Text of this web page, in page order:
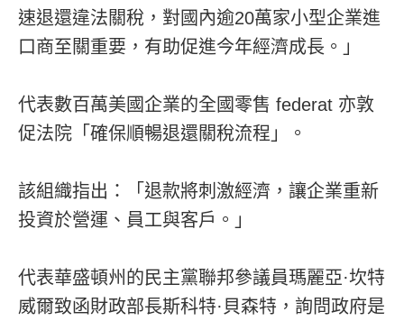
速退還違法關稅，對國內逾20萬家小型企業進
口商至關重要，有助促進今年經濟成長。」
代表數百萬美國企業的全國零售 federat 亦敦
促法院「確保順暢退還關稅流程」。
該組織指出：「退款將刺激經濟，讓企業重新
投資於營運、員工與客戶。」
代表華盛頓州的民主黨聯邦參議員瑪麗亞·坎特
威爾致函財政部長斯科特·貝森特，詢問政府是